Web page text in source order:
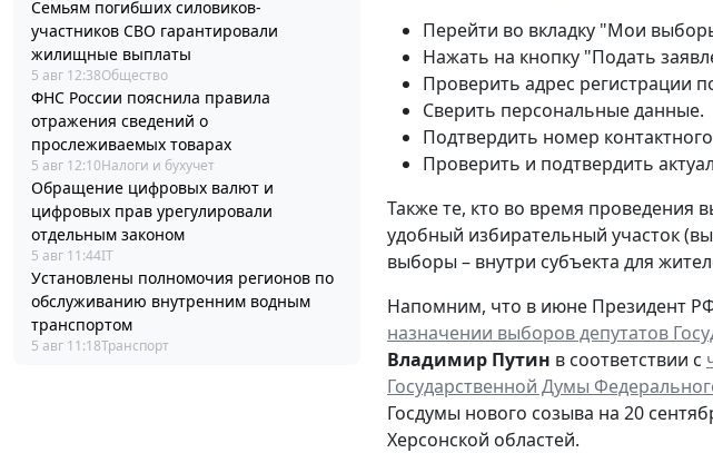
Семьям погибших силовиков-
участников СВО гарантировали
жилищные выплаты
5 авг 12:38Общество
ФНС России пояснила правила
отражения сведений о
прослеживаемых товарах
5 авг 12:10Налоги и бухучет
Обращение цифровых валют и
цифровых прав урегулировали
отдельным законом
5 авг 11:44IT
Установлены полномочия регионов по
обслуживанию внутренним водным
транспортом
5 авг 11:18Транспорт
Перейти во вкладку "Мои
Нажать на кнопку "Подать
Проверить адрес регистрации
Сверить персональные данные.
Подтвердить номер
Проверить и подтвердить
Также те, кто во время проведения
удобный избирательный участок
выборы – внутри субъекта для
Напомним, что в июне Президент
назначении выборов депутатов
Владимир Путин в соответствии с
Государственной Думы
Госдумы нового созыва на 20
Херсонской областей.